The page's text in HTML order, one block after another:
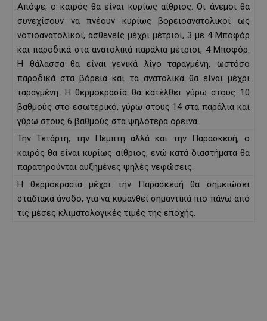
Απόψε, ο καιρός θα είναι κυρίως αίθριος. Οι άνεμοι θα
συνεχίσουν να πνέουν κυρίως βορειοανατολικοί ως
νοτιοανατολικοί, ασθενείς μέχρι μέτριοι, 3 με 4 Μποφόρ
και παροδικά στα ανατολικά παράλια μέτριοι, 4 Μποφόρ.
Η θάλασσα θα είναι γενικά λίγο ταραγμένη, ωστόσο
παροδικά στα βόρεια και τα ανατολικά θα είναι μέχρι
ταραγμένη. Η θερμοκρασία θα κατέλθει γύρω στους 10
βαθμούς στο εσωτερικό, γύρω στους 14 στα παράλια και
γύρω στους 6 βαθμούς στα ψηλότερα ορεινά.
Την Τετάρτη, την Πέμπτη αλλά και την Παρασκευή, ο
καιρός θα είναι κυρίως αίθριος, ενώ κατά διαστήματα θα
παρατηρούνται αυξημένες ψηλές νεφώσεις.
Η θερμοκρασία μέχρι την Παρασκευή θα σημειώσει
σταδιακά άνοδο, για να κυμανθεί σημαντικά πιο πάνω από
τις μέσες κλιματολογικές τιμές της εποχής.